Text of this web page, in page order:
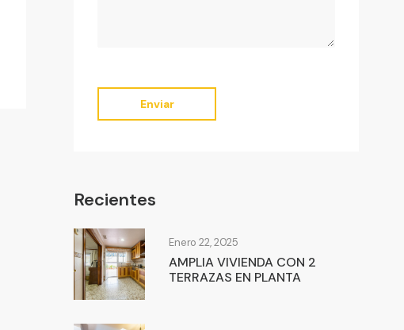
Enviar
Recientes
Enero 22, 2025
AMPLIA VIVIENDA CON 2
TERRAZAS EN PLANTA